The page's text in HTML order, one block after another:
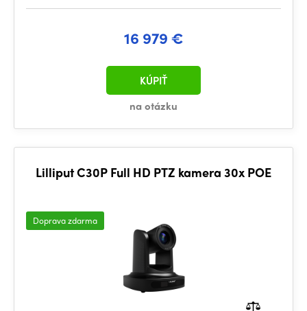
16 979 €
na otázku
KÚPIŤ
Lilliput C30P Full HD PTZ kamera 30x POE
Doprava zdarma